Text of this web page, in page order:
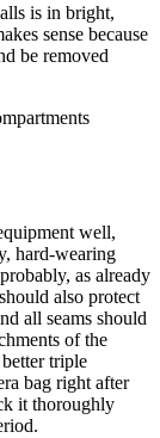
is in bright,
sense because
be removed
well,
hard-wearing
as already
also protect
all seams should
of the
triple
bag right after
it thoroughly